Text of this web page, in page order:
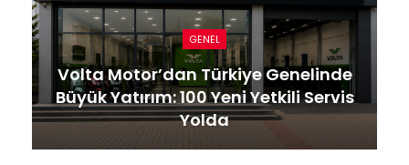
GENEL
Volta Motor’dan Türkiye Genelinde
Büyük Yatırım: 100 Yeni Yetkili Servis
Yolda